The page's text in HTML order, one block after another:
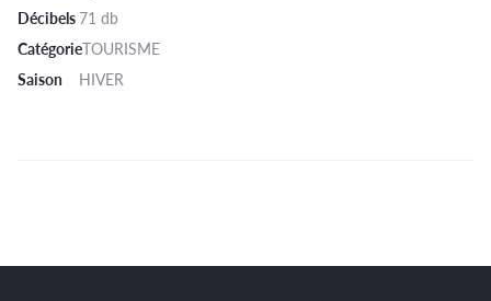
Décibels71 db
CatégorieTOURISME
Saison
HIVER